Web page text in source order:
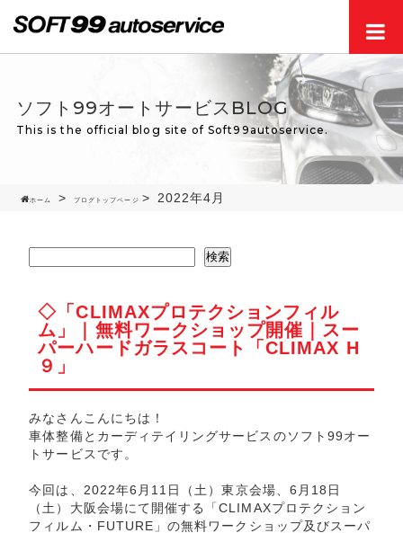
ソフト99オートサービスBLOG
This is the official blog site of Soft99autoservice.
ホーム ブログトップページ 2022年4月
検索
◇「CLIMAXプロテクションフィル
ム」｜無料ワークショップ開催｜スー
パーハードガラスコート「CLIMAX H
９」
みなさんこんにちは！
車体整備とカーディテイリングサービスのソフト99オー
トサービスです。
今回は、2022年6月11日（土）東京会場、6月18日
（土）大阪会場にて開催する「CLIMAXプロテクション
フィルム・FUTURE」の無料ワークショップ及びスーパ